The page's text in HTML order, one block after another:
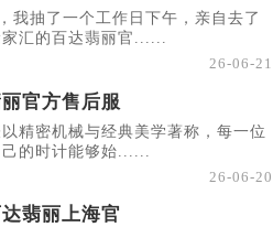
我抽了一个工作日下午，亲自去了
汇的百达翡丽官......
26-06-21
丽官方售后服
精密机械与经典美学著称，每一位
的时计能够始......
26-06-20
翡丽上海官